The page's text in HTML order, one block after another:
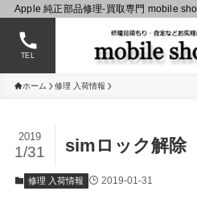
Apple 純正部品修理-買取専門 mobile
TEL
ホーム 修理 入荷情報
simロック解除
2019
1/31
修理 入荷情報 2019-01-31